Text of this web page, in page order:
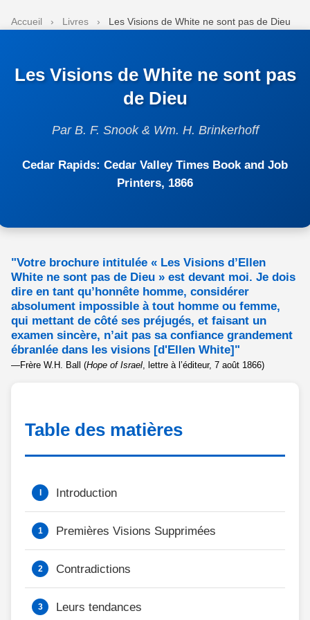
Accueil › Livres › Les Visions de White ne sont pas de Dieu
Les Visions de White ne sont pas
de Dieu
Par B. F. Snook & Wm. H. Brinkerhoff
Cedar Rapids: Cedar Valley Times Book and Job
Printers, 1866
"Votre brochure intitulée « Les Visions d’Ellen
White ne sont pas de Dieu » est devant moi. Je dois
dire en tant qu’honnête homme, considérer
absolument impossible à tout homme ou femme,
qui mettant de côté ses préjugés, et faisant un
examen sincère, n’ait pas sa confiance grandement
ébranlée dans les visions [d'Ellen White]"
—Frère W.H. Ball (Hope of Israel , lettre à l’éditeur, 7 août 1866)
Table des matières
Introduction
Premières Visions Supprimées
Contradictions
Leurs tendances